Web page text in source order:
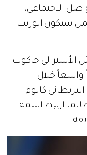
الاجتماعي،
سيكون الوريث
الأسترالي جاكوب
واسعاً خلال
كالوم
ارتبط اسمه